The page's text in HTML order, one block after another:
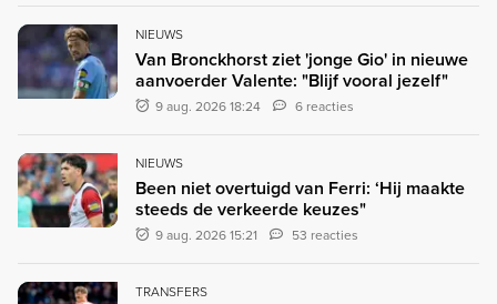
NIEUWS
Van Bronckhorst ziet 'jonge Gio' in nieuwe
aanvoerder Valente: "Blijf vooral jezelf"
9 aug. 2026 18:24 6 reacties
NIEUWS
Been niet overtuigd van Ferri: ‘Hij maakte
steeds de verkeerde keuzes"
9 aug. 2026 15:21 53 reacties
TRANSFERS